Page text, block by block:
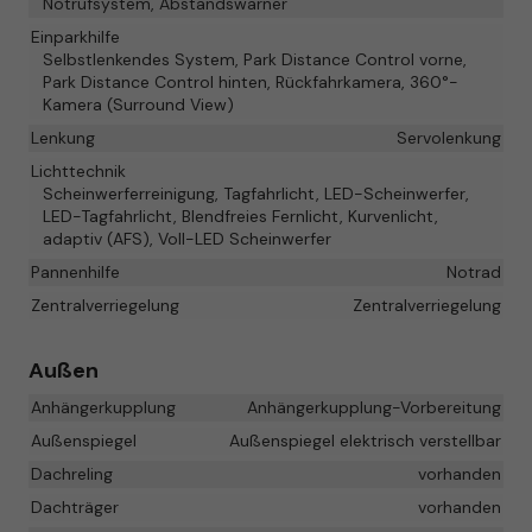
Einparkhilfe
Selbstlenkendes System, Park Distance Control vorne,
Park Distance Control hinten, Rückfahrkamera, 360°-
Kamera (Surround View)
Lenkung
Servolenkung
Lichttechnik
Scheinwerferreinigung, Tagfahrlicht, LED-Scheinwerfer,
LED-Tagfahrlicht, Blendfreies Fernlicht, Kurvenlicht,
adaptiv (AFS), Voll-LED Scheinwerfer
Pannenhilfe
Notrad
Zentralverriegelung
Zentralverriegelung
Außen
Anhängerkupplung
Anhängerkupplung-Vorbereitung
Außenspiegel
Außenspiegel elektrisch verstellbar
Dachreling
vorhanden
Dachträger
vorhanden